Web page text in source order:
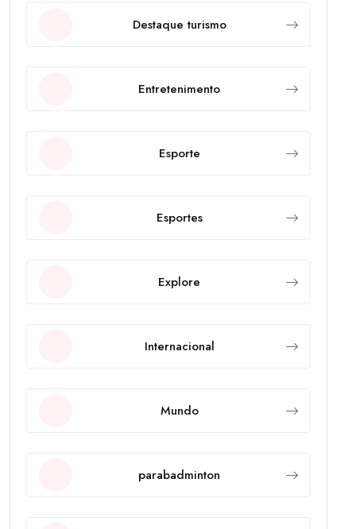
Destaque turismo
Entretenimento
Esporte
Esportes
Explore
Internacional
Mundo
parabadminton